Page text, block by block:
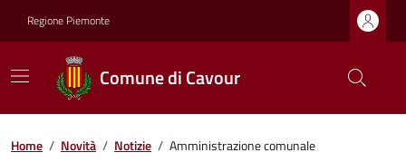
Regione Piemonte
Comune di Cavour
Home / Novità / Notizie / Amministrazione comunale